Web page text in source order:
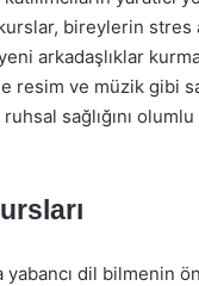
bireylerin stres
arkadaşlıklar
resim ve müzik gibi
sağlığını
yabancı dil bilmenin